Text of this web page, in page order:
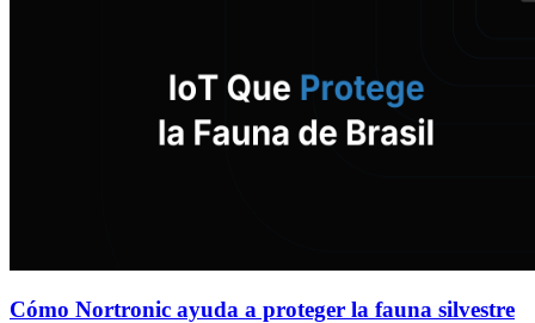
Cómo Nortronic ayuda a proteger la fauna silvestre